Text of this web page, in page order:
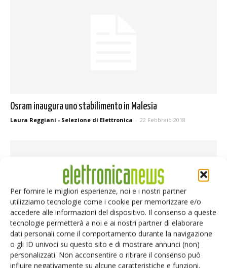
Per fornire le migliori esperienze, noi e i nostri partner
utilizziamo tecnologie come i cookie per memorizzare e/o
accedere alle informazioni del dispositivo. Il consenso a queste
tecnologie permetterà a noi e ai nostri partner di elaborare
dati personali come il comportamento durante la navigazione
o gli ID univoci su questo sito e di mostrare annunci (non)
personalizzati. Non acconsentire o ritirare il consenso può
influire negativamente su alcune caratteristiche e funzioni.
Osram inaugura uno stabilimento in Malesia
Laura Reggiani - Selezione di Elettronica - 22 Febbraio 2018
Jabil inaugura il nuovo centro di innovazione